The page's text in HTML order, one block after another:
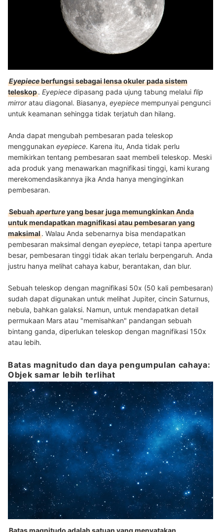
Eyepieceberfungsi sebagai lensa okuler pada sistem
teleskop. Eyepiece dipasang pada ujung tabung melalui flip
mirroratau diagonal. Biasanya, eyepiece mempunyai pengunci
untuk keamanan sehingga tidak terjatuh dan hilang.
Anda dapat mengubah pembesaran pada teleskop
menggunakan eyepiece. Karena itu, Anda tidak perlu
memikirkan tentang pembesaran saat membeli teleskop. Meski
ada produk yang menawarkan magnifikasi tinggi, kami kurang
merekomendasikannya jika Anda hanya menginginkan
pembesaran.
Sebuahapertureyang besar juga memungkinkan Anda
untuk mendapatkan magnifikasi atau pembesaran yang
maksimal. Walau Anda sebenarnya bisa mendapatkan
pembesaran maksimal dengan eyepiece, tetapi tanpa aperture
besar, pembesaran tinggi tidak akan terlalu berpengaruh. Anda
justru hanya melihat cahaya kabur, berantakan, dan blur.
Sebuah teleskop dengan magnifikasi 50x (50 kali pembesaran)
sudah dapat digunakan untuk melihat Jupiter, cincin Saturnus,
nebula, bahkan galaksi. Namun, untuk mendapatkan detail
permukaan Mars atau "memisahkan" pandangan sebuah
bintang ganda, diperlukan teleskop dengan magnifikasi 150x
atau lebih.
Batas magnitudo dan daya pengumpulan cahaya:
Objek samar lebih terlihat
Batas magnitudo adalah satuan yang menyatakan